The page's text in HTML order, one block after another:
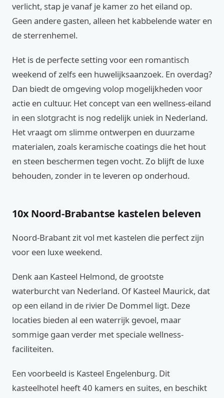
verlicht, stap je vanaf je kamer zo het eiland op.
Geen andere gasten, alleen het kabbelende water en
de sterrenhemel.
Het is de perfecte setting voor een romantisch
weekend of zelfs een huwelijksaanzoek. En overdag?
Dan biedt de omgeving volop mogelijkheden voor
actie en cultuur. Het concept van een wellness-eiland
in een slotgracht is nog redelijk uniek in Nederland.
Het vraagt om slimme ontwerpen en duurzame
materialen, zoals keramische coatings die het hout
en steen beschermen tegen vocht. Zo blijft de luxe
behouden, zonder in te leveren op onderhoud.
10x Noord-Brabantse kastelen beleven
Noord-Brabant zit vol met kastelen die perfect zijn
voor een luxe weekend.
Denk aan Kasteel Helmond, de grootste
waterburcht van Nederland. Of Kasteel Maurick, dat
op een eiland in de rivier De Dommel ligt. Deze
locaties bieden al een waterrijk gevoel, maar
sommige gaan verder met speciale wellness-
faciliteiten.
Een voorbeeld is Kasteel Engelenburg. Dit
kasteelhotel heeft 40 kamers en suites, en beschikt